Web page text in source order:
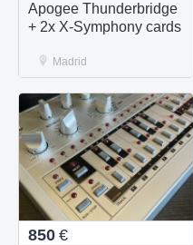
Apogee Thunderbridge
+ 2x X-Symphony cards
Madrid
850 €